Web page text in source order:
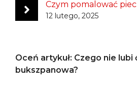
Czym pomalować
12 lutego, 2025
Oceń artykuł: Czego nie lubi
bukszpanowa?